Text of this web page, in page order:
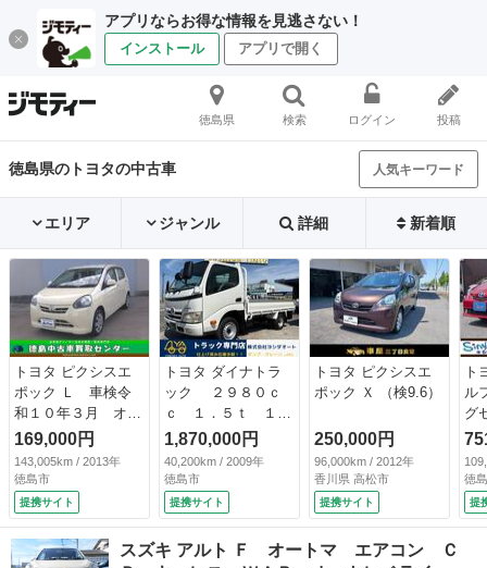
アプリならお得な情報を見逃さない！
インストール アプリで開く
徳島県 検索 ログイン 投稿
徳島県のトヨタの中古車 人気キーワード
エリア ジャンル 詳細 新着順
トヨタ ピクシスエ
ポック Ｌ 車検令
和１０年３月 オー
トマ エアコン パ
ワステ パワーウィ
ンドウ （検10.3）
169,000円
143,005km / 2013年
徳島市
提携サイト
トヨタ ダイナトラ
ック ２９８０ｃ
ｃ １．５ｔ １．
５トン 平ボディ
５速 ５ＭＴ 積載
１５００Ｋｇ ３人
乗り ディーゼル
内外装仕上げ済み
走行４０２００Ｋ
1,870,000円
40,200km / 2009年
徳島市
提携サイト
トヨタ ピクシスエ
ポック Ｘ （検9.6）
250,000円
96,000km / 2012年
香川県 高松市
提携サイト
ト
ル
グ
Ｔ
ラ
イ
ー
ー
徳
提
スズキ アルト Ｆ オートマ エアコン Ｃ